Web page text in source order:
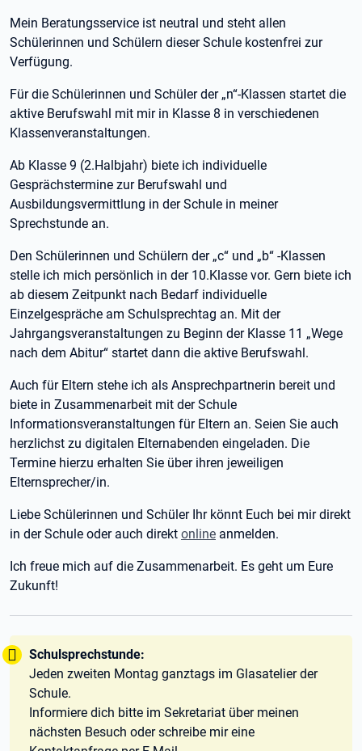
Mein Beratungsservice ist neutral und steht allen
Schülerinnen und Schülern dieser Schule kostenfrei zur
Verfügung.
Für die Schülerinnen und Schüler der „n“-Klassen startet die
aktive Berufswahl mit mir in Klasse 8 in verschiedenen
Klassenveranstaltungen.
Ab Klasse 9 (2.Halbjahr) biete ich individuelle
Gesprächstermine zur Berufswahl und
Ausbildungsvermittlung in der Schule in meiner
Sprechstunde an.
Den Schülerinnen und Schülern der „c“ und „b“ -Klassen
stelle ich mich persönlich in der 10.Klasse vor. Gern biete ich
ab diesem Zeitpunkt nach Bedarf individuelle
Einzelgespräche am Schulsprechtag an. Mit der
Jahrgangsveranstaltungen zu Beginn der Klasse 11 „Wege
nach dem Abitur“ startet dann die aktive Berufswahl.
Auch für Eltern stehe ich als Ansprechpartnerin bereit und
biete in Zusammenarbeit mit der Schule
Informationsveranstaltungen für Eltern an. Seien Sie auch
herzlichst zu digitalen Elternabenden eingeladen. Die
Termine hierzu erhalten Sie über ihren jeweiligen
Elternsprecher/in.
Liebe Schülerinnen und Schüler Ihr könnt Euch bei mir direkt
in der Schule oder auch direkt online anmelden.
Ich freue mich auf die Zusammenarbeit. Es geht um Eure
Zukunft!
Tipp:
Schulsprechstunde:
Jeden zweiten Montag ganztags im Glasatelier der
Schule.
Informiere dich bitte im Sekretariat über meinen
nächsten Besuch oder schreibe mir eine